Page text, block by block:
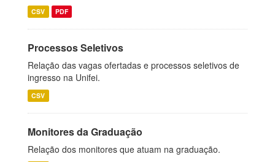
CSV PDF
Processos Seletivos
Relação das vagas ofertadas e processos seletivos de
ingresso na Unifei.
CSV
Monitores da Graduação
Relação dos monitores que atuam na graduação.